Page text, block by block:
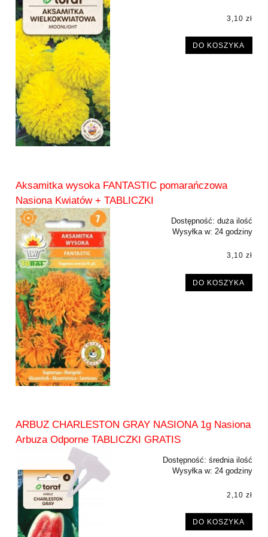
3,10 zł
DO KOSZYKA
Aksamitka wysoka FANTASTIC pomarańczowa
Nasiona Kwiatów + TABLICZKI
Dostępność: duża ilość
Wysyłka w: 24 godziny
3,10 zł
DO KOSZYKA
ARBUZ CHARLESTON GRAY NASIONA 1g Nasiona
Arbuza Odporne TABLICZKI GRATIS
Dostępność: średnia ilość
Wysyłka w: 24 godziny
2,10 zł
DO KOSZYKA